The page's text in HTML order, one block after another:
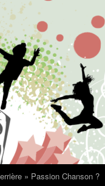
» Passion Chanson ?